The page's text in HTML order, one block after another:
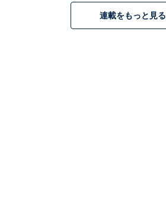
連載をもっと見る